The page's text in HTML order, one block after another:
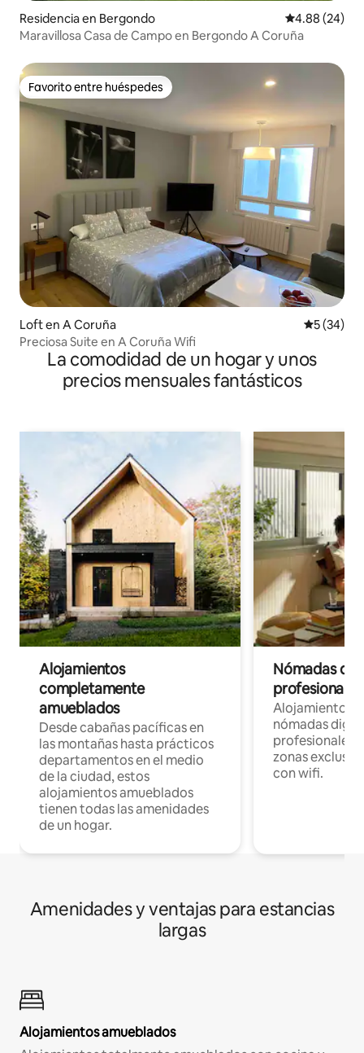
Residencia en Bergondo Calificación
4.88 (24)
Maravillosa Casa de Campo en Bergondo A Coruña
Favorito entre huéspedes
Favorito entre huéspedes
Loft en A Coruña
5 (34)
Preciosa Suite en A Coruña Wifi
La comodidad de un hogar y unos
precios mensuales fantásticos
Alojamientos
completamente
amueblados
Desde cabañas pacíficas en
las montañas hasta prácticos
departamentos en el medio
de la ciudad, estos
alojamientos amueblados
tienen todas las amenidades
de un hogar.
Nómadas
Alojamientos
nómadas
profesionales
zonas
con wifi.
Amenidades y ventajas para estancias
largas
Alojamientos amueblados